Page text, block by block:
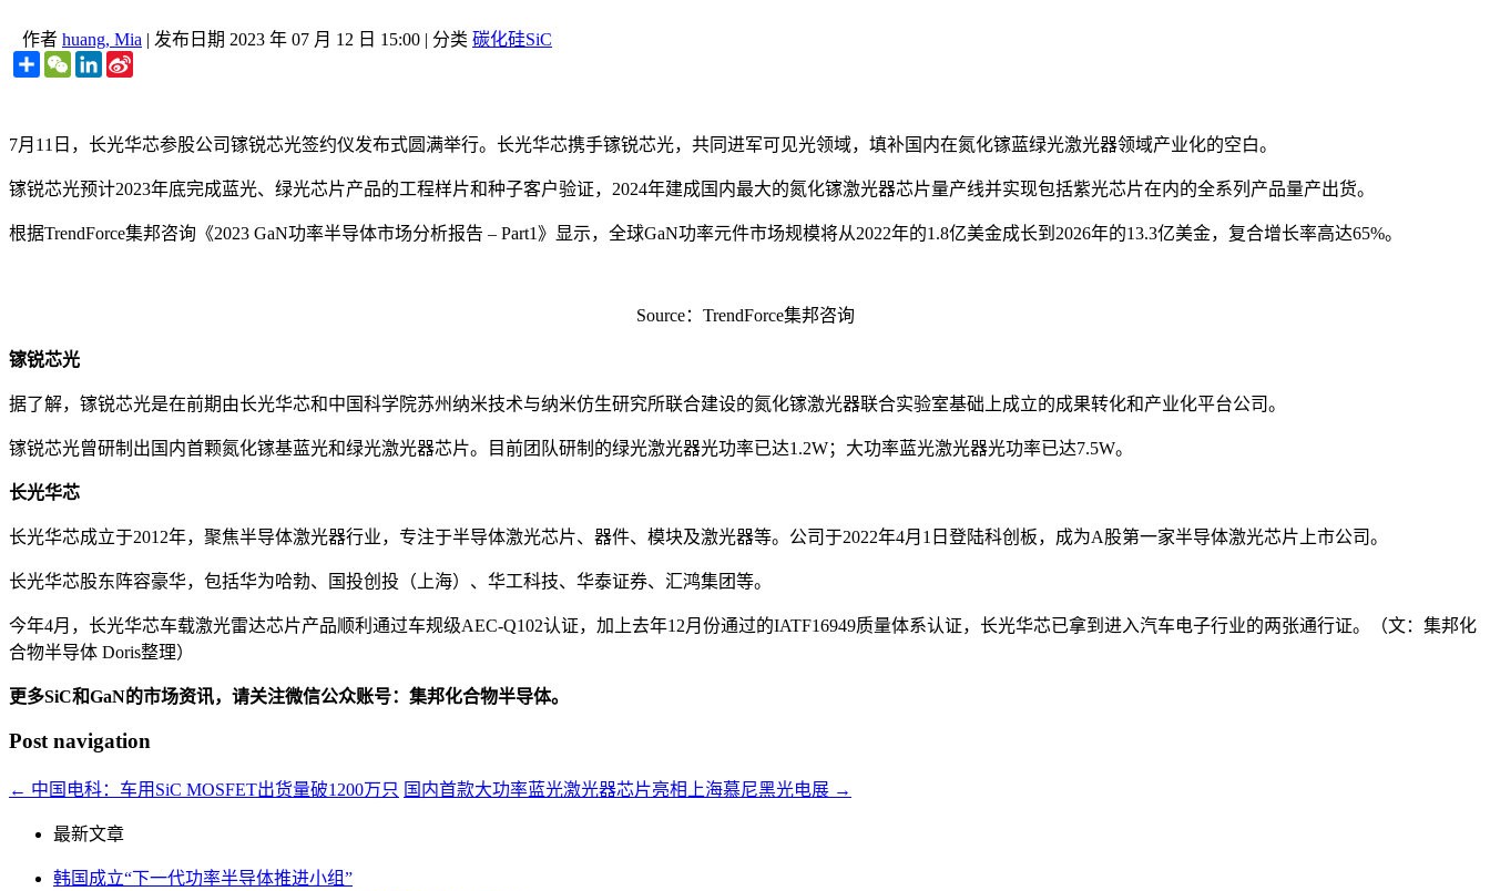
作者 huang, Mia | 发布日期 2023 年 07 月 12 日 15:00 | 分类 碳化硅SiC
ShareWeChatLinkedIn
7月11日，长光华芯参股公司镓锐芯光签约仪发布式圆满举行。长光华芯携手镓锐芯光，共同进军可见光领域，填补国内在氮化镓蓝绿光激光器领域产业化的空白。
镓锐芯光预计2023年底完成蓝光、绿光芯片产品的工程样片和种子客户验证，2024年建成国内最大的氮化镓激光器芯片量产线并实现包括紫光芯片在内的全系列产品量产出货。
根据TrendForce集邦咨询《2023 GaN功率半导体市场分析报告 – Part1》显示，全球GaN功率元件市场规模将从2022年的1.8亿美金成长到2026年的13.3亿美金，复合增长率高达65%。
Source：TrendForce集邦咨询
镓锐芯光
据了解，镓锐芯光是在前期由长光华芯和中国科学院苏州纳米技术与纳米仿生研究所联合建设的氮化镓激光器联合实验室基础上成立的成果转化和产业化平台公司。
镓锐芯光曾研制出国内首颗氮化镓基蓝光和绿光激光器芯片。目前团队研制的绿光激光器光功率已达1.2W；大功率蓝光激光器光功率已达7.5W。
长光华芯
长光华芯成立于2012年，聚焦半导体激光器行业，专注于半导体激光芯片、器件、模块及激光器等。公司于2022年4月1日登陆科创板，成为A股第一家半导体激光芯片上市公司。
长光华芯股东阵容豪华，包括华为哈勃、国投创投（上海）、华工科技、华泰证券、汇鸿集团等。
今年4月，长光华芯车载激光雷达芯片产品顺利通过车规级AEC-Q102认证，加上去年12月份通过的IATF16949质量体系认证，长光华芯已拿到进入汽车电子行业的两张通行证。（文：集邦化
合物半导体 Doris整理）
更多SiC和GaN的市场资讯，请关注微信公众账号：集邦化合物半导体。
Post navigation
← 中国电科：车用SiC MOSFET出货量破1200万只 国内首款大功率蓝光激光器芯片亮相上海慕尼黑光电展 →
最新文章
韩国成立“下一代功率半导体推进小组”